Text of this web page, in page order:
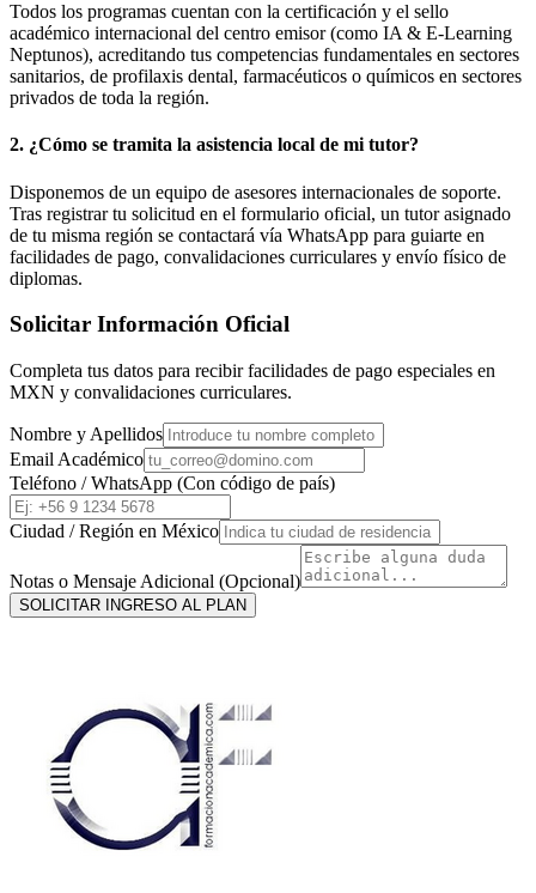
Todos los programas cuentan con la certificación y el sello
académico internacional del centro emisor (como IA & E-Learning
Neptunos), acreditando tus competencias fundamentales en sectores
sanitarios, de profilaxis dental, farmacéuticos o químicos en sectores
privados de toda la región.
2. ¿Cómo se tramita la asistencia local de mi tutor?
Disponemos de un equipo de asesores internacionales de soporte.
Tras registrar tu solicitud en el formulario oficial, un tutor asignado
de tu misma región se contactará vía WhatsApp para guiarte en
facilidades de pago, convalidaciones curriculares y envío físico de
diplomas.
Solicitar Información Oficial
Completa tus datos para recibir facilidades de pago especiales en
MXN y convalidaciones curriculares.
Nombre y Apellidos
Email Académico
Teléfono / WhatsApp (Con código de país)
Ciudad / Región en México
Notas o Mensaje Adicional (Opcional)
SOLICITAR INGRESO AL PLAN